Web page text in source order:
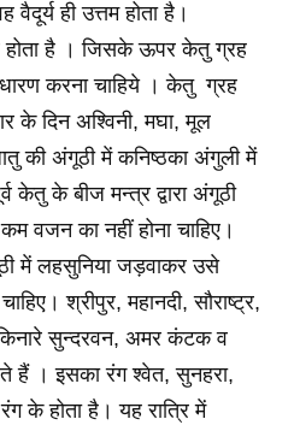
वैदूर्य ही उत्तम होता है।
होता है । जिसके ऊपर केतु ग्रह
करना चाहिये । केतु ग्रह
के दिन अश्विनी, मघा, मूल
की अंगूठी में कनिष्ठका अंगुली में
के बीज मन्त्र द्वारा अंगूठी
वजन का नहीं होना चाहिए।
में लहसुनिया जड़वाकर उसे
श्रीपुर, महानदी, सौराष्ट्र,
सुन्दरवन, अमर कंटक व
हैं । इसका रंग श्वेत, सुनहरा,
के होता है। यह रात्रि में